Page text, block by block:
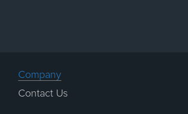
Company
Contact Us